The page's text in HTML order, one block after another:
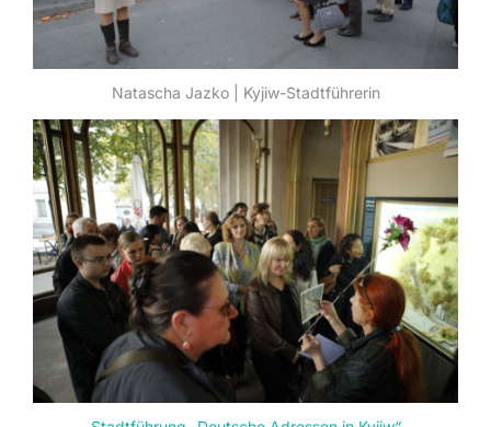
Natascha Jazko | Kyjiw-Stadtführerin